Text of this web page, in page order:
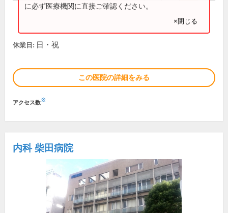
に必ず医療機関に直接ご確認ください。
×閉じる
休業日: 日・祝
この医院の詳細をみる
アクセス数※
内科 柴田病院